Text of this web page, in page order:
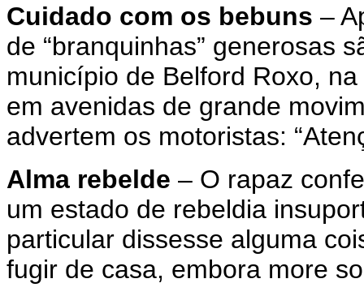
Cuidado com os bebuns –
de “branquinhas” generosas
município de Belford Roxo,
em avenidas de grande
advertem os motoristas:
Alma rebelde – O rapaz
um estado de rebeldia
particular dissesse alguma
fugir de casa, embora more